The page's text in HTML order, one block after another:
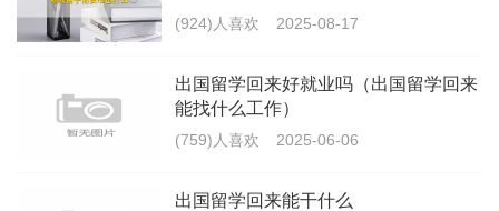
(924)人喜欢 2025-08-17
出国留学回来好就业吗（出国留学回来
能找什么工作）
(759)人喜欢 2025-06-06
出国留学回来能干什么